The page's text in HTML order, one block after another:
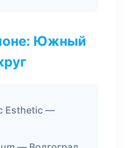
Южный
Esthetic —